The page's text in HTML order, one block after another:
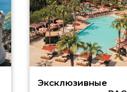
Эксклюзивные